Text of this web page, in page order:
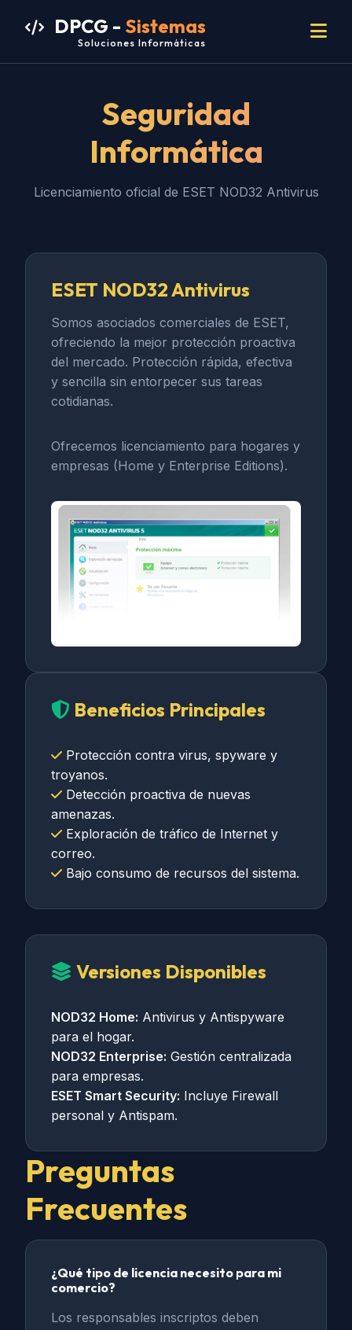
DPCG - Sistemas
Soluciones Informáticas
Seguridad
Informática
Licenciamiento oficial de ESET NOD32 Antivirus
ESET NOD32 Antivirus
Somos asociados comerciales de ESET,
ofreciendo la mejor protección proactiva
del mercado. Protección rápida, efectiva
y sencilla sin entorpecer sus tareas
cotidianas.
Ofrecemos licenciamiento para hogares y
empresas (Home y Enterprise Editions).
Beneficios Principales
Protección contra virus, spyware y
troyanos.
Detección proactiva de nuevas
amenazas.
Exploración de tráfico de Internet y
correo.
Bajo consumo de recursos del sistema.
Versiones Disponibles
NOD32 Home: Antivirus y Antispyware
para el hogar.
NOD32 Enterprise: Gestión centralizada
para empresas.
ESET Smart Security: Incluye Firewall
personal y Antispam.
Preguntas
Frecuentes
¿Qué tipo de licencia necesito para mi
comercio?
Los responsables inscriptos deben